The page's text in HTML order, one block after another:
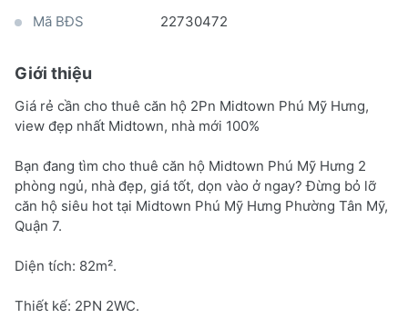
Mã BĐS
22730472
Giới thiệu
Giá rẻ cần cho thuê căn hộ 2Pn Midtown Phú Mỹ Hưng,
view đẹp nhất Midtown, nhà mới 100%
Bạn đang tìm cho thuê căn hộ Midtown Phú Mỹ Hưng 2
phòng ngủ, nhà đẹp, giá tốt, dọn vào ở ngay? Đừng bỏ lỡ
căn hộ siêu hot tại Midtown Phú Mỹ Hưng Phường Tân Mỹ,
Quận 7.
Diện tích: 82m².
Thiết kế: 2PN 2WC.